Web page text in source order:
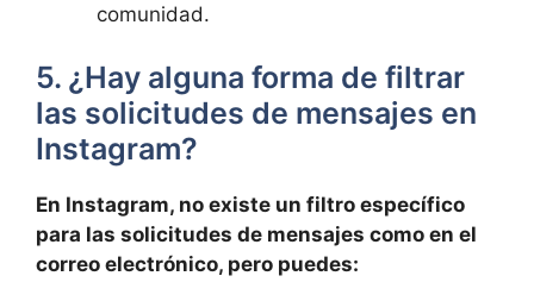
comunidad.
5. ¿Hay alguna forma de⁤ filtrar
las solicitudes de mensajes en
Instagram?
En Instagram,⁢ no existe un⁤ filtro ⁣específico
para las solicitudes de mensajes como‌ en el
⁤correo electrónico, pero puedes: